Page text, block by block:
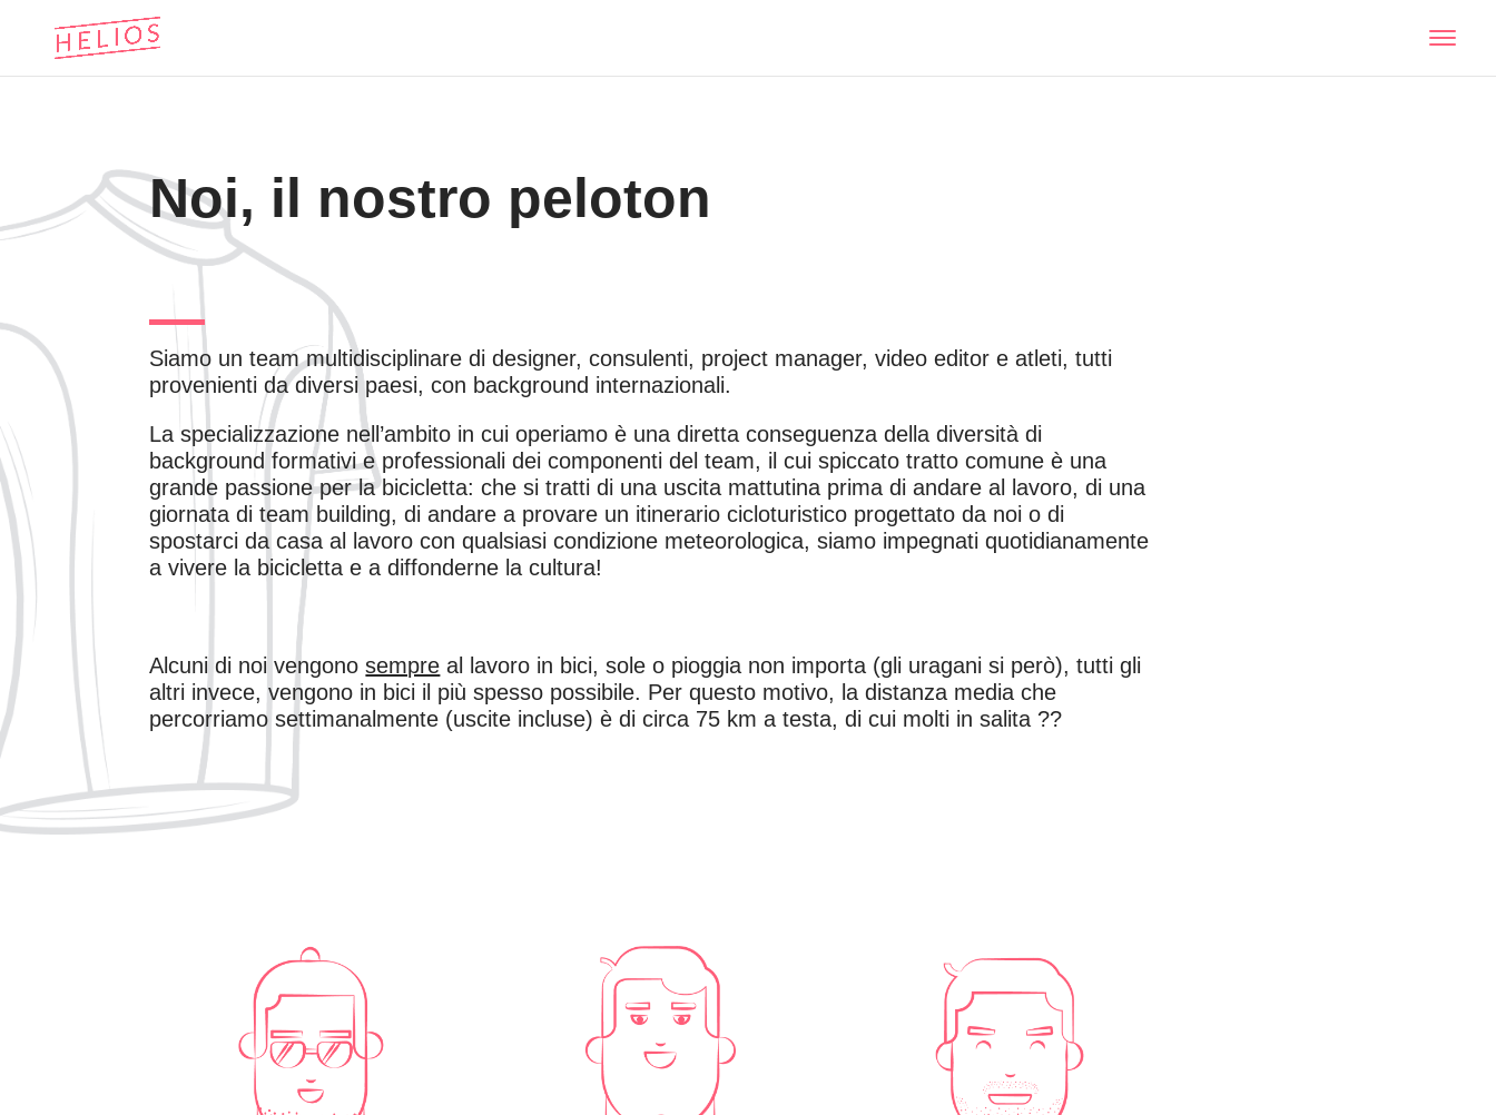
Noi, il nostro peloton
Siamo un team multidisciplinare di designer, consulenti, project manager, video editor e atleti, tutti
provenienti da diversi paesi, con background internazionali.
La specializzazione nell’ambito in cui operiamo è una diretta conseguenza della diversità di
background formativi e professionali dei componenti del team, il cui spiccato tratto comune è una
grande passione per la bicicletta: che si tratti di una uscita mattutina prima di andare al lavoro, di una
giornata di team building, di andare a provare un itinerario cicloturistico progettato da noi o di
spostarci da casa al lavoro con qualsiasi condizione meteorologica, siamo impegnati quotidianamente
a vivere la bicicletta e a diffonderne la cultura!
Alcuni di noi vengonosempre al lavoro in bici, sole o pioggia non importa (gli uragani si però), tutti gli
altri invece, vengono in bici il più spesso possibile. Per questo motivo, la distanza media che
percorriamo settimanalmente (uscite incluse) è di circa 75 km a testa, di cui molti in salita ??